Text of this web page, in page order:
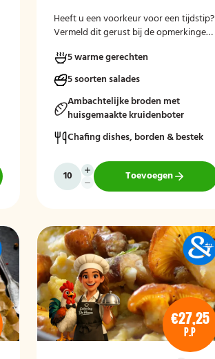
Heeft u een voorkeur voor een tijdstip?
Vermeld dit gerust bij de opmerkingen
5 warme gerechten
5 soorten salades
Ambachtelijke broden met
huisgemaakte kruidenboter
Chafing dishes, borden & bestek
Toevoegen
€27,25
P.P